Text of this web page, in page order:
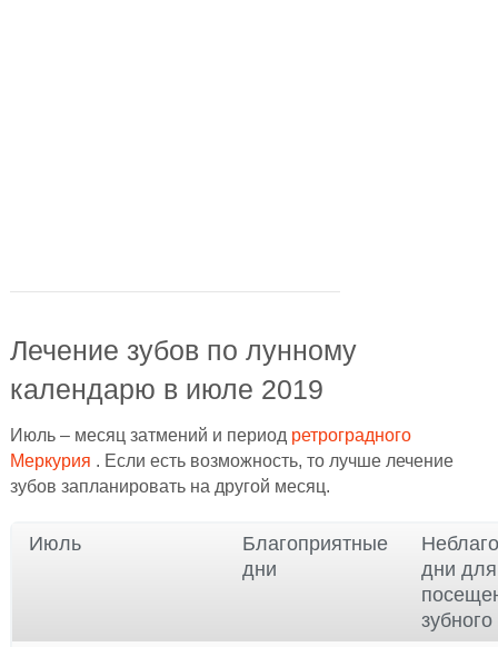
Лечение зубов по лунному
календарю в июле 2019
Июль – месяц затмений и период ретроградного
Меркурия . Если есть возможность, то лучше лечение
зубов запланировать на другой месяц.
Июль
Благоприятные
дни
дни для